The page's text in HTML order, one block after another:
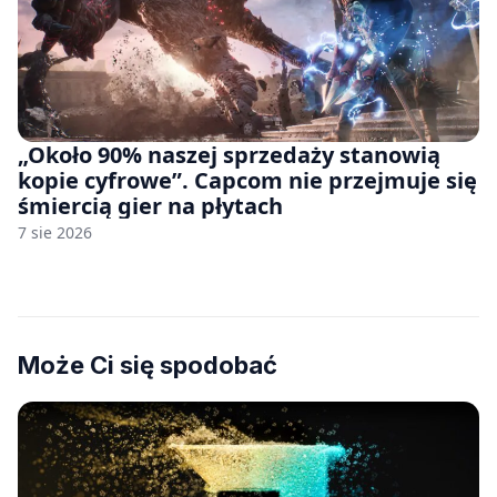
„Około 90% naszej sprzedaży stanowią
kopie cyfrowe”. Capcom nie przejmuje się
śmiercią gier na płytach
7 sie 2026
Może Ci się spodobać